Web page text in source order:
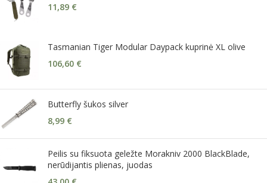
11,89 €
Tasmanian Tiger Modular Daypack kuprinė XL olive
106,60 €
Butterfly šukos silver
8,99 €
Peilis su fiksuota geležte Morakniv 2000 BlackBlade,
nerūdijantis plienas, juodas